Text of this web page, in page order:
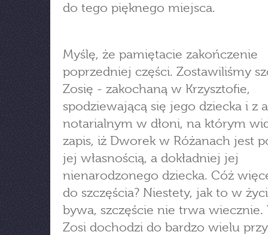
do tego pięknego miejsca.
Myślę, że pamiętacie zakończenie
poprzedniej części. Zostawiliśmy
Zosię - zakochaną w Krzysztofie,
spodziewającą się jego dziecka i z
notarialnym w dłoni, na którym
zapis, iż Dworek w Różanach jest
jej własnością, a dokładniej jej
nienarodzonego dziecka. Cóż
do szczęścia? Niestety, jak to w
bywa, szczęście nie trwa wiecznie.
Zosi dochodzi do bardzo wielu